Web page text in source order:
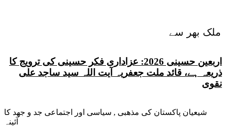
ملک بھر سے
اربعین حسینی 2026: عزاداری فکر حسینی کی ترویج کا
ذریعہ ہے، قائد ملت جعفریہ آیت اللہ سید ساجد علی
نقوی
شیعیان پاکستان کی مذهبی , سیاسی اور اجتماعی جد و جهد کا
آئینہ